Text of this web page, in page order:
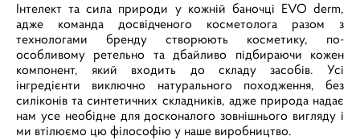
Інтелект та сила природи у кожній баночці EVO derm,
адже команда досвідченого косметолога разом з
технологами бренду створюють косметику, по-
особливому ретельно та дбайливо підбираючи кожен
компонент, який входить до складу засобів. Усі
інгредієнти виключно натурального походження, без
силіконів та синтетичних складників, адже природа надає
нам усе необідне для досконалого зовнішнього вигляду і
ми втілюємо цю філософію у наше виробництво.